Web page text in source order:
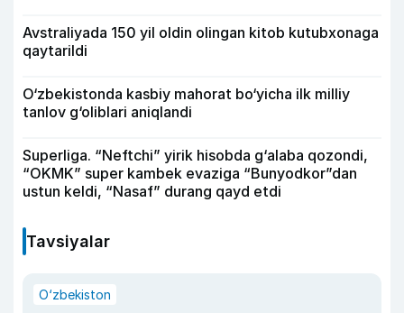
Avstraliyada 150 yil oldin olingan kitob kutubxonaga
qaytarildi
O‘zbekistonda kasbiy mahorat bo‘yicha ilk milliy
tanlov g‘oliblari aniqlandi
Superliga. “Neftchi” yirik hisobda g‘alaba qozondi,
“OKMK” super kambek evaziga “Bunyodkor”dan
ustun keldi, “Nasaf” durang qayd etdi
Tavsiyalar
O‘zbekiston